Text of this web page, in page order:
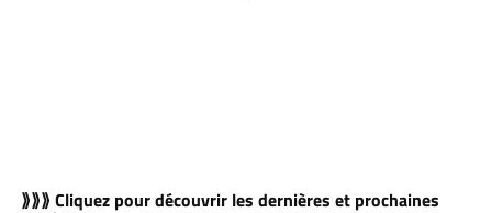
⟫⟫⟫ Cliquez pour découvrir les dernières et prochaines